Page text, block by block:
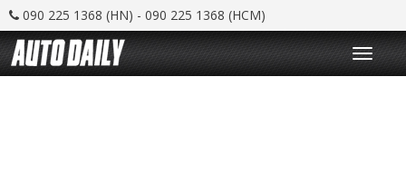
090 225 1368 (HN) - 090 225 1368 (HCM)
T
o
g